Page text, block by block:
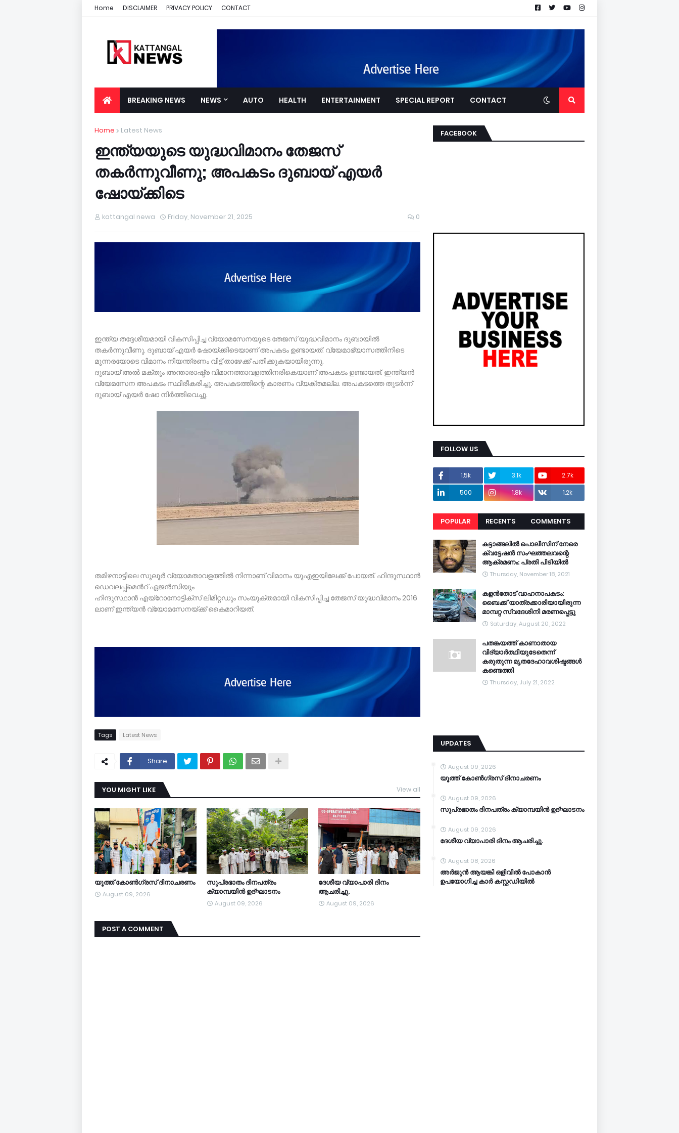
Home DISCLAIMER PRIVACY POLICY CONTACT
BREAKING NEWS NEWS AUTO HEALTH ENTERTAINMENT SPECIAL REPORT CONTACT
Home Latest News
ഇന്ത്യയുടെ യുദ്ധവിമാനം തേജസ്
തകര്‍ന്നുവീണു; അപകടം ദുബായ് എയർ
ഷോയ്ക്കിടെ
kattangal newa Friday, November 21, 2025 0
ഇന്ത്യ തദ്ദേശീയമായി വികസിപ്പിച്ച വ്യോമസേനയുടെ തേജസ് യുദ്ധവിമാനം ദുബായില്‍
തകര്‍ന്നുവീണു. ദുബായ് എയർ ഷോയ്ക്കിടെയാണ് അപകടം ഉണ്ടായത്. വ്യേമാഭ്യാസത്തിനിടെ
മൂന്നരയോടെ വിമാനം നിയന്ത്രണം വിട്ട് താഴേക്ക് പതിക്കുകയായിരുന്നു.
ദുബായ് അല്‍ മക്തൂം അന്താരാഷ്ട്ര വിമാനത്താവളത്തിനരികെയാണ് അപകടം ഉണ്ടായത്. ഇന്ത്യന്‍
വ്യേമസേന അപകടം സ്ഥിരീകരിച്ചു. അപകടത്തിന്റെ കാരണം വ്യക്തമല്ല. അപകടത്തെ തുടര്‍ന്ന്
ദുബായ് എയർ ഷോ നിര്‍ത്തിവെച്ചു.
തമിഴനാട്ടിലെ സുലൂർ വ്യോമതാവളത്തിൽ നിന്നാണ് വിമാനം യുഎഇയിലേക്ക് പോയത്. ഹിന്ദുസ്ഥാന്‍
ഡെവലപ്പ്‌മെന്‍റ് ഏജന്‍സിയും
ഹിന്ദുസ്ഥാന്‍ എയ്റോനോട്ടിക്‌സ് ലിമിറ്റഡും സംയുക്തമായി വികസിപ്പിച്ച തേജസ് യുദ്ധവിമാനം 2016
ലാണ് ഇന്ത്യന്‍ വ്യോമസേനയ്ക്ക് കൈമാറിയത്.
Tags Latest News
Share
YOU MIGHT LIKE View all
യൂത്ത് കോൺഗ്രസ് ദിനാചരണം
August 09, 2026
സുപ്രഭാതം ദിനപത്രം
ക്യാമ്പയിൻ ഉദ്ഘാടനം
August 09, 2026
ദേശീയ വ്യാപാരി ദിനം
ആചരിച്ചു.
August 09, 2026
POST A COMMENT
FACEBOOK
FOLLOW US
1.5k 3.1k
2.7k
500
1.8k 1.2k
POPULAR RECENTS
COMMENTS
RECENTS
കട്ടാങ്ങലിൽ പൊലീസിന് നേരെ
ക്വട്ടേഷൻ സംഘത്തലവന്റെ
ആക്രമണം: പ്രതി പിടിയിൽ
Thursday, November 18, 2021
കളൻതോട് വാഹനാപകടം:
ബൈക്ക് യാത്രക്കാരിയായിരുന്ന
മാമ്പറ്റ സ്വദേശിനി മരണപ്പെട്ടു
Saturday, August 20, 2022
പതങ്കയത്ത് കാണാതായ
വിദ്യാർത്ഥിയുടേതെന്ന്
കരുതുന്ന മൃതദേഹാവശിഷ്ടങ്ങൾ
കണ്ടെത്തി
Thursday, July 21, 2022
UPDATES
August 09, 2026
യൂത്ത് കോൺഗ്രസ് ദിനാചരണം
August 09, 2026
സുപ്രഭാതം ദിനപത്രം ക്യാമ്പയിൻ ഉദ്ഘാടനം
August 09, 2026
ദേശീയ വ്യാപാരി ദിനം ആചരിച്ചു.
August 08, 2026
അർജുൻ ആയങ്കി ഒളിവിൽ പോകാൻ
ഉപയോഗിച്ച കാർ കസ്റ്റഡിയിൽ